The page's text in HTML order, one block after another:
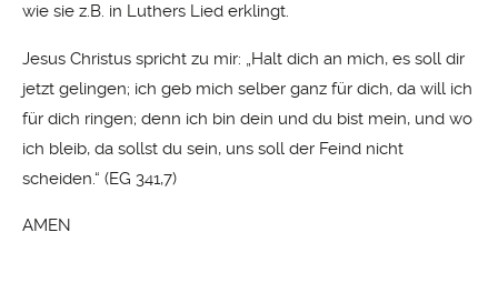
wie sie z.B. in Luthers Lied erklingt.
Jesus Christus spricht zu mir: „Halt dich an mich, es soll dir
jetzt gelingen; ich geb mich selber ganz für dich, da will ich
für dich ringen; denn ich bin dein und du bist mein, und wo
ich bleib, da sollst du sein, uns soll der Feind nicht
scheiden.“ (EG 341,7)
AMEN